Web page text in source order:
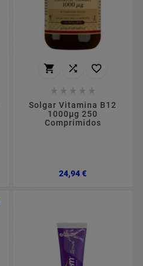
  
    
Solgar Vitamina B12
1000µg 250
Comprimidos
24,94 €Preço